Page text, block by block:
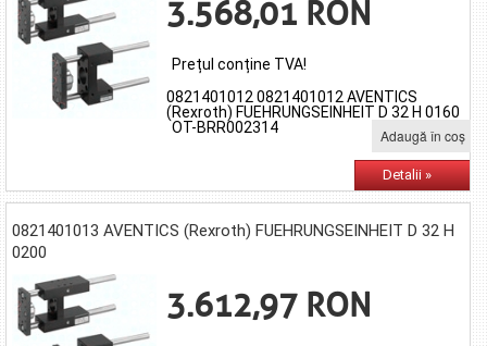
3.568,01 RON
Prețul conține TVA!
0821401012 0821401012 AVENTICS
(Rexroth) FUEHRUNGSEINHEIT D 32 H 0160
OT-BRR002314
Adaugă în coş
Detalii »
0821401013 AVENTICS (Rexroth) FUEHRUNGSEINHEIT D 32 H
0200
3.612,97 RON